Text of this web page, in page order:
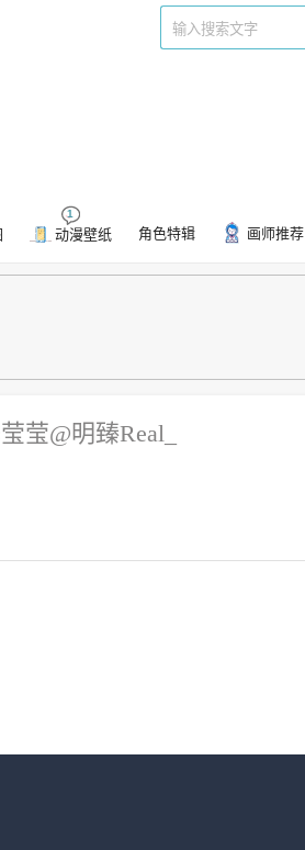
1
动漫壁纸 角色特辑 画师推荐
莹@明臻Real_